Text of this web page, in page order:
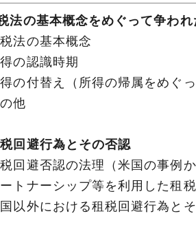
法の基本概念をめぐって争われ
法の基本概念
の認識時期
の付替え（所得の帰属をめぐっ
他
回避行為とその否認
回避否認の法理（米国の事例か
トナーシップ等を利用した租
以外における租税回避行為と